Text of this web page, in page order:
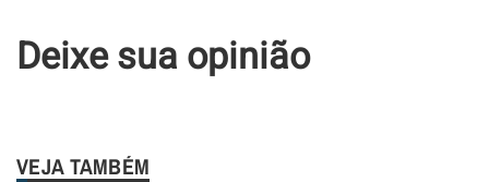
Deixe sua opinião
VEJA TAMBÉM